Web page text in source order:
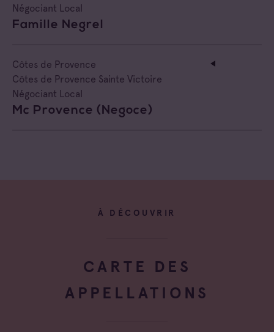
Négociant Local
Famille Negrel
Côtes de Provence
Côtes de Provence Sainte Victoire
Négociant Local
Mc Provence (negoce)
À DÉCOUVRIR
CARTE DES
APPELLATIONS